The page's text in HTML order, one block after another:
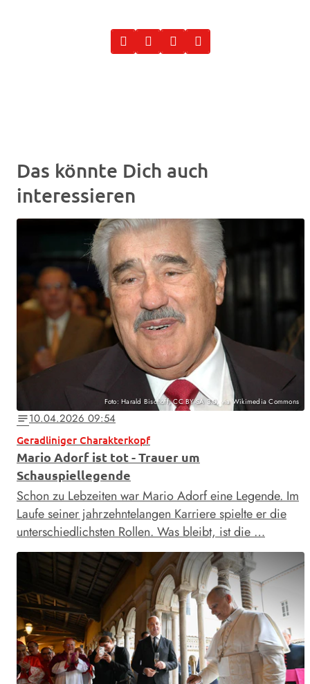
Das könnte Dich auch
interessieren
Foto: Harald Bischoff, CC BY-SA 3.0, via Wikimedia Commons
notes10.04.2026 09:54
Geradliniger Charakterkopf
Mario Adorf ist tot - Trauer um
Schauspiellegende
Schon zu Lebzeiten war Mario Adorf eine Legende. Im
Laufe seiner jahrzehntelangen Karriere spielte er die
unterschiedlichsten Rollen. Was bleibt, ist die …